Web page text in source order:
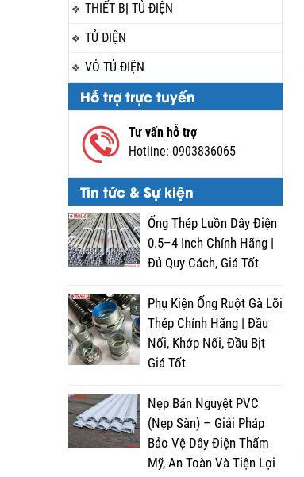
THIẾT BỊ TỦ ĐIỆN
TỦ ĐIỆN
VỎ TỦ ĐIỆN
Hỗ trợ trực tuyến
Tư vấn hỗ trợ
Hotline: 0903836065
Tin tức & Sự kiện
Ống Thép Luồn Dây Điện
0.5–4 Inch Chính Hãng |
Đủ Quy Cách, Giá Tốt
Phụ Kiện Ống Ruột Gà Lõi
Thép Chính Hãng | Đầu
Nối, Khớp Nối, Đầu Bịt
Giá Tốt
Nẹp Bán Nguyệt PVC
(Nẹp Sàn) – Giải Pháp
Bảo Vệ Dây Điện Thẩm
Mỹ, An Toàn Và Tiện Lợi